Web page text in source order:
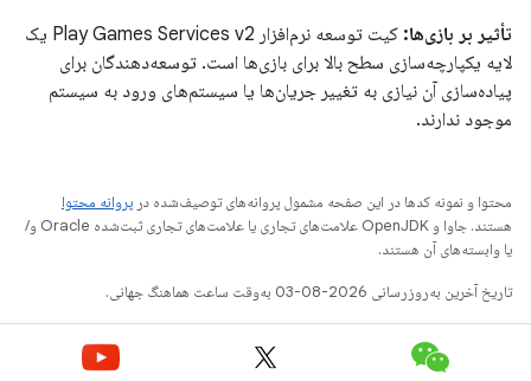
تأثیر بر بازی‌ها:
کیت توسعه نرم‌افزار Play Games Services v2 یک
لایه یکپارچه‌سازی سطح بالا برای بازی‌ها است. توسعه‌دهندگان برای
پیاده‌سازی آن نیازی به تغییر جریان‌ها یا سیستم‌های ورود به سیستم
موجود ندارند.
محتوا و نمونه کدها در این صفحه مشمول پروانه‌های توصیف‌شده در پروانه محتوا
هستند. جاوا و OpenJDK علامت‌های تجاری یا علامت‌های تجاری ثبت‌شده Oracle و/
یا وابسته‌های آن هستند.
تاریخ آخرین به‌روزرسانی 2026-08-03 به‌وقت ساعت هماهنگ جهانی.